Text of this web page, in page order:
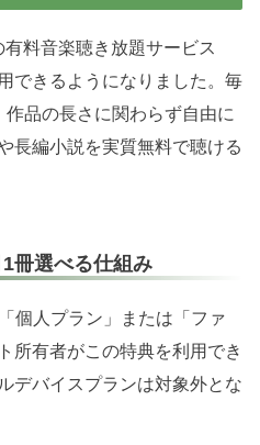
料音楽聴き放題サービス
できるようになりました。毎
品の長さに関わらず自由に
長編小説を実質無料で聴ける
冊選べる仕組み
個人プラン」または「ファ
所有者がこの特典を利用でき
デバイスプランは対象外とな